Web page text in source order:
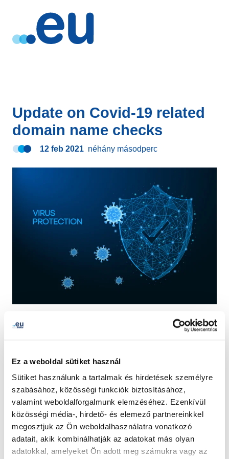
Ez a weboldal sütiket használ
Sütiket használunk a tartalmak és hirdetések személyre
szabásához, közösségi funkciók biztosításához,
valamint weboldalforgalmunk elemzéséhez. Ezenkívül
közösségi média-, hirdető- és elemező partnereinkkel
megosztjuk az Ön weboldalhasználatra vonatkozó
adatait, akik kombinálhatják az adatokat más olyan
adatokkal, amelyeket Ön adott meg számukra vagy az
Update on Covid-19 related
domain name checks
12 feb 2021 néhány másodperc
We would like to update you on the .eu domain name
that were set in early April 2020 due to
The European Commission has requested us to prolong
the checks on COVID-related newly registered domain
names until 1 September 2021.
Should you receive an email from EURid to verify your
data, you may check thisinformationto learn more
about what you are expected to do.